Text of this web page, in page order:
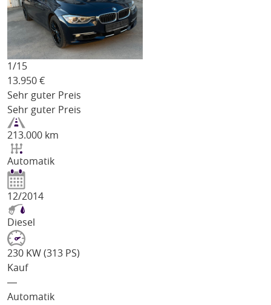
1/15
13.950 €
Sehr guter Preis
Sehr guter Preis
213.000 km
Automatik
12/2014
Diesel
230 KW (313 PS)
Kauf
―
Automatik